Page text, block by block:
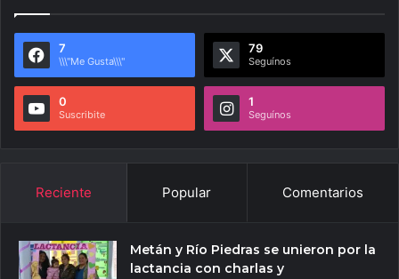
7
\\\"Me Gusta\\\"
79
Seguínos
0
Suscribite
1
Seguínos
Reciente Popular Comentarios
Metán y Río Piedras se unieron por la
lactancia con charlas y